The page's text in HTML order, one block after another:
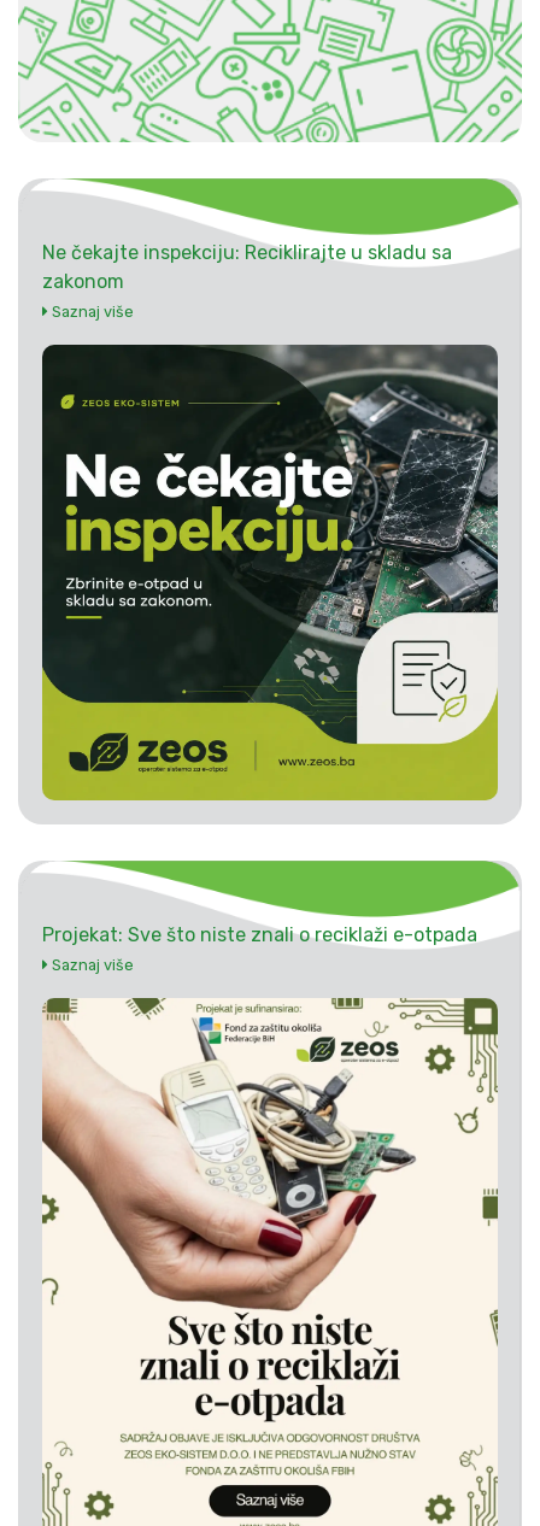
Ne čekajte inspekciju: Reciklirajte u skladu sa
zakonom
Saznaj više
Projekat: Sve što niste znali o reciklaži e-otpada
Saznaj više